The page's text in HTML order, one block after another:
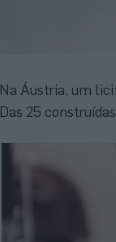
Na Áustria, um
Das 25